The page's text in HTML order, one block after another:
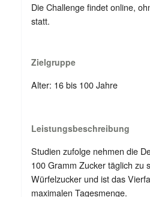
Die Challenge findet online,
statt.
Zielgruppe
Alter: 16 bis 100 Jahre
Leistungsbeschreibung
Studien zufolge nehmen die
100 Gramm Zucker täglich zu
Würfelzucker und ist das
maximalen Tagesmenge.